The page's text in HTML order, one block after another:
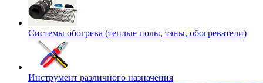
Системы обогрева (теплые полы, тэны, обогреватели)
Инструмент различного назначения